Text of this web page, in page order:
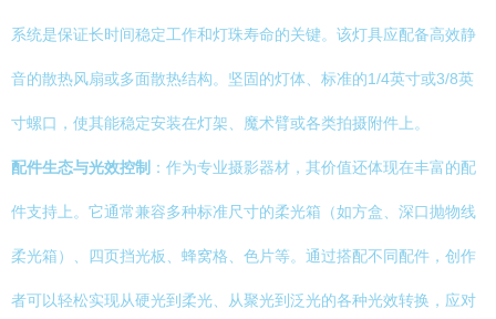
系统是保证长时间稳定工作和灯珠寿命的关键。该灯具应配备高效静
音的散热风扇或多面散热结构。坚固的灯体、标准的1/4英寸或3/8英
寸螺口，使其能稳定安装在灯架、魔术臂或各类拍摄附件上。
配件生态与光效控制 ：作为专业摄影器材，其价值还体现在丰富的配
件支持上。它通常兼容多种标准尺寸的柔光箱（如方盒、深口抛物线
柔光箱）、四页挡光板、蜂窝格、色片等。通过搭配不同配件，创作
者可以轻松实现从硬光到柔光、从聚光到泛光的各种光效转换，应对